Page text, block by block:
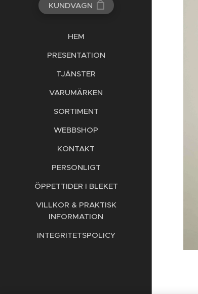
KUNDVAGN
HEM
PRESENTATION
TJÄNSTER
VARUMÄRKEN
SORTIMENT
WEBBSHOP
KONTAKT
PERSONLIGT
ÖPPETTIDER I BLEKET
VILLKOR & PRAKTISK
INFORMATION
INTEGRITETSPOLICY